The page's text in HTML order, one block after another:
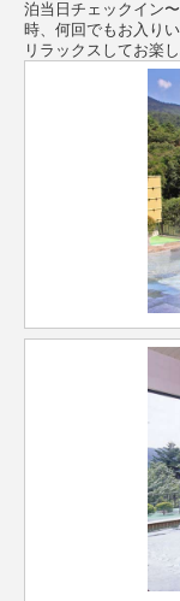
泊当日チェックイン
時、何回でもお入り
リラックスしてお楽